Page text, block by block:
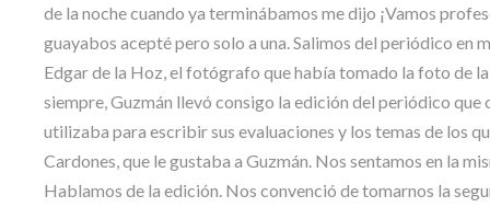
de la noche cuando ya terminábamos me dijo ¡Vamos
guayabos acepté pero solo a una. Salimos del periódico en
Edgar de la Hoz, el fotógrafo que había tomado la foto de
siempre, Guzmán llevó consigo la edición del periódico
utilizaba para escribir sus evaluaciones y los temas de los
Cardones, que le gustaba a Guzmán. Nos sentamos en la
Hablamos de la edición. Nos convenció de tomarnos la